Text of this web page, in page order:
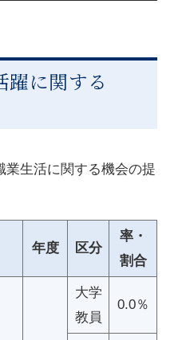
躍に関する
生活に関する機会の提
年度 区分
率・
割合
大学
教員
0.0％